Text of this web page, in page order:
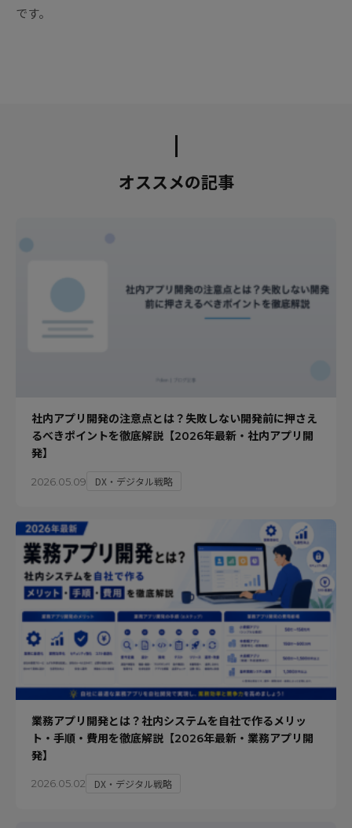
です。
オススメの記事
社内アプリ開発の注意点とは？失敗しない開発前に押さえ
るべきポイントを徹底解説【2026年最新・社内アプリ開
発】
2026.05.09 DX・デジタル戦略
業務アプリ開発とは？社内システムを自社で作るメリッ
ト・手順・費用を徹底解説【2026年最新・業務アプリ開
発】
2026.05.02 DX・デジタル戦略